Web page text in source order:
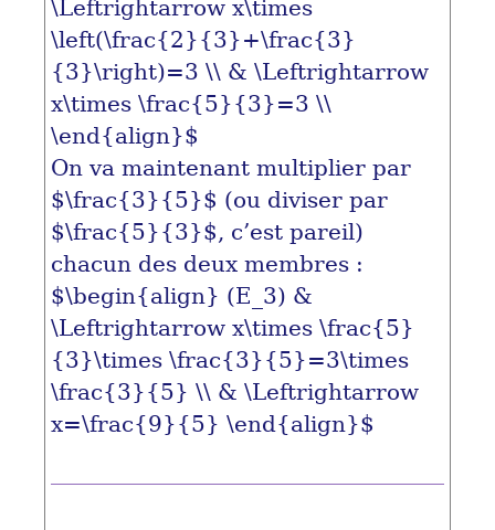
\Leftrightarrow x\times
\left(\frac{2}{3}+\frac{3}
{3}\right)=3 \\ & \Leftrightarrow
x\times \frac{5}{3}=3 \\
\end{align}$
On va maintenant multiplier par
$\frac{3}{5}$ (ou diviser par
$\frac{5}{3}$, c’est pareil)
chacun des deux membres :
$\begin{align} (E_3) &
\Leftrightarrow x\times \frac{5}
{3}\times \frac{3}{5}=3\times
\frac{3}{5} \\ & \Leftrightarrow
x=\frac{9}{5} \end{align}$